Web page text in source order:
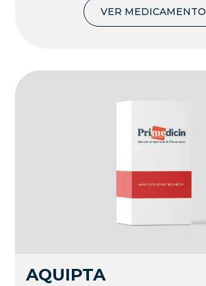
VER MEDICAMENTO
AQUIPTA